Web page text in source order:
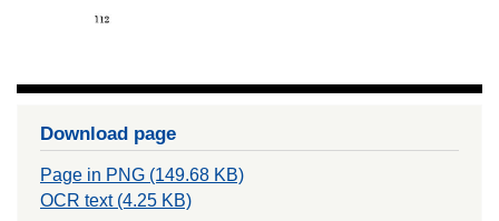
Download page
Page in PNG (149.68 KB)
OCR text (4.25 KB)